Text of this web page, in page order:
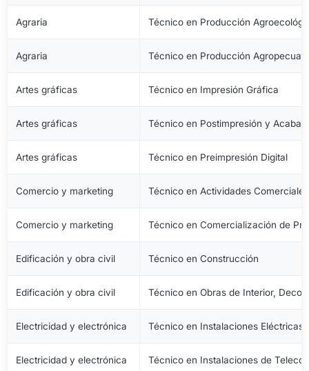
Agraria Técnico en Producción
Agraria Técnico en Producción
Artes gráficas Técnico en Impresión Gráfica
Artes gráficas Técnico en Postimpresión y
Artes gráficas Técnico en Preimpresión Digital
Comercio y marketing Técnico en Actividades Comerciales
Comercio y marketing Técnico en Comercialización de
Edificación y obra civil Técnico en Construcción
Edificación y obra civil Técnico en Obras de Interior,
Electricidad y electrónica Técnico en Instalaciones Eléctricas
Electricidad y electrónica Técnico en Instalaciones de